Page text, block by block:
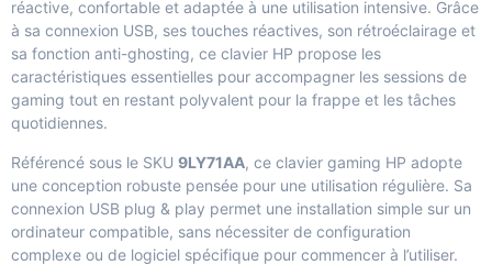
réactive, confortable et adaptée à une utilisation intensive. Grâce
à sa connexion USB, ses touches réactives, son rétroéclairage et
sa fonction anti-ghosting, ce clavier HP propose les
caractéristiques essentielles pour accompagner les sessions de
gaming tout en restant polyvalent pour la frappe et les tâches
quotidiennes.
Référencé sous le SKU 9LY71AA, ce clavier gaming HP adopte
une conception robuste pensée pour une utilisation régulière. Sa
connexion USB plug & play permet une installation simple sur un
ordinateur compatible, sans nécessiter de configuration
complexe ou de logiciel spécifique pour commencer à l’utiliser.